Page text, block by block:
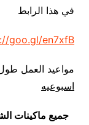
في هذا الرابط
goo.gl/en7xfB
مواعيد العمل طول
اسبوعيه
جميع ماكينات